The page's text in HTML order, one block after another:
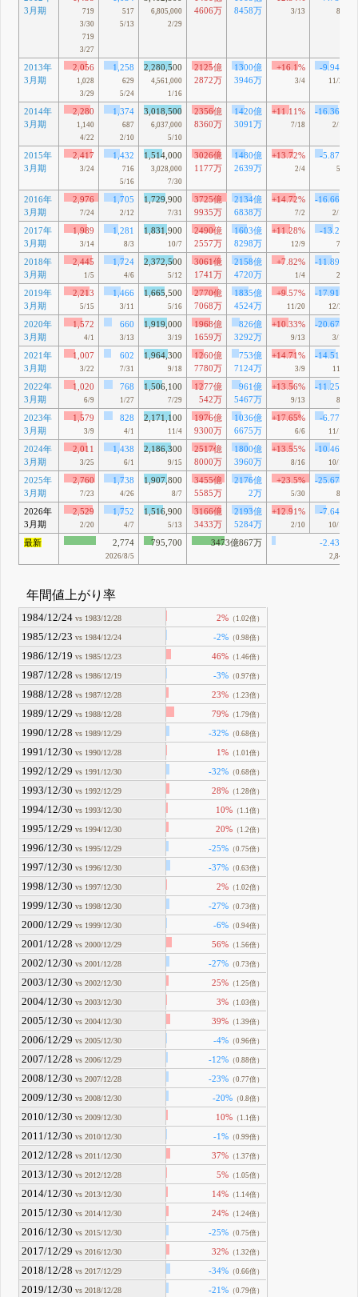
3月期
719
3/30
719
3/27
517
5/13
6,805,000
2/29
4606万
8458万
3/13 8/8
2013年
3月期
2,056
1,028
3/29
1,258
629
5/24
2,280,500
4,561,000
1/16
2125億
2872万
1300億
3946万
+16.1%
3/4
-9.94%
11/26
2014年
3月期
2,280
1,140
4/22
1,374
687
2/10
3,018,500
6,037,000
5/10
2356億
8360万
1420億
3091万
+11.11%
7/18
-16.36%
2/10
2015年
3月期
2,417
3/24
1,432
716
5/16
1,514,000
3,028,000
7/30
3026億
1177万
1480億
2639万
+13.72%
2/4
-5.87%
5/8
2016年
3月期
2,976
7/24
1,705
2/12
1,729,900
7/31
3725億
9935万
2134億
6838万
+14.72%
7/2
-16.66%
2/12
2017年
3月期
1,989
3/14
1,281
8/3
1,831,900
10/7
2490億
2557万
1603億
8298万
+11.28%
12/9
-13.2%
7/8
2018年
3月期
2,445
1/5
1,724
4/6
2,372,500
5/12
3061億
1741万
2158億
4720万
+7.82%
1/4
-11.89%
2/6
2019年
3月期
2,213
5/15
1,466
3/11
1,665,500
5/16
2770億
7068万
1835億
4524万
+9.57%
11/20
-17.91%
12/25
2020年
3月期
1,572
4/1
660
3/13
1,919,000
3/19
1968億
1659万
826億
3292万
+10.33%
9/13
-20.67%
3/13
2021年
3月期
1,007
3/22
602
7/31
1,964,300
9/18
1260億
7780万
753億
7124万
+14.71%
3/9
-14.51%
11/9
2022年
3月期
1,020
6/9
768
1/27
1,506,100
7/29
1277億
542万
961億
5467万
+13.56%
9/13
-11.25%
8/3
2023年
3月期
1,579
3/9
828
4/1
2,171,100
11/4
1976億
9300万
1036億
6675万
+17.65%
6/6
-6.77%
11/16
2024年
3月期
2,011
3/25
1,438
6/1
2,186,300
9/15
2517億
8000万
1800億
3960万
+13.55%
8/16
-10.46%
10/16
2025年
3月期
2,760
7/23
1,738
4/26
1,907,800
8/7
3455億
5585万
2176億
2万
+23.5%
5/30
-25.67%
8/5
2026年
3月期
2,529
2/20
1,752
4/7
1,516,900
5/13
3166億
3433万
2193億
5284万
+12.91%
2/10
-7.64%
10/15
最新 2,774
2026/8/5
795,700 3473億867万 -2.43%
2,843
年間値上がり率
1984/12/24 vs 1983/12/28 2% （1.02倍）
1985/12/23 vs 1984/12/24 -2% （0.98倍）
1986/12/19 vs 1985/12/23 46% （1.46倍）
1987/12/28 vs 1986/12/19 -3% （0.97倍）
1988/12/28 vs 1987/12/28 23% （1.23倍）
1989/12/29 vs 1988/12/28 79% （1.79倍）
1990/12/28 vs 1989/12/29 -32% （0.68倍）
1991/12/30 vs 1990/12/28 1% （1.01倍）
1992/12/29 vs 1991/12/30 -32% （0.68倍）
1993/12/30 vs 1992/12/29 28% （1.28倍）
1994/12/30 vs 1993/12/30 10% （1.1倍）
1995/12/29 vs 1994/12/30 20% （1.2倍）
1996/12/30 vs 1995/12/29 -25% （0.75倍）
1997/12/30 vs 1996/12/30 -37% （0.63倍）
1998/12/30 vs 1997/12/30 2% （1.02倍）
1999/12/30 vs 1998/12/30 -27% （0.73倍）
2000/12/29 vs 1999/12/30 -6% （0.94倍）
2001/12/28 vs 2000/12/29 56% （1.56倍）
2002/12/30 vs 2001/12/28 -27% （0.73倍）
2003/12/30 vs 2002/12/30 25% （1.25倍）
2004/12/30 vs 2003/12/30 3% （1.03倍）
2005/12/30 vs 2004/12/30 39% （1.39倍）
2006/12/29 vs 2005/12/30 -4% （0.96倍）
2007/12/28 vs 2006/12/29 -12% （0.88倍）
2008/12/30 vs 2007/12/28 -23% （0.77倍）
2009/12/30 vs 2008/12/30 -20% （0.8倍）
2010/12/30 vs 2009/12/30 10% （1.1倍）
2011/12/30 vs 2010/12/30 -1% （0.99倍）
2012/12/28 vs 2011/12/30 37% （1.37倍）
2013/12/30 vs 2012/12/28 5% （1.05倍）
2014/12/30 vs 2013/12/30 14% （1.14倍）
2015/12/30 vs 2014/12/30 24% （1.24倍）
2016/12/30 vs 2015/12/30 -25% （0.75倍）
2017/12/29 vs 2016/12/30 32% （1.32倍）
2018/12/28 vs 2017/12/29 -34% （0.66倍）
2019/12/30 vs 2018/12/28 -21% （0.79倍）